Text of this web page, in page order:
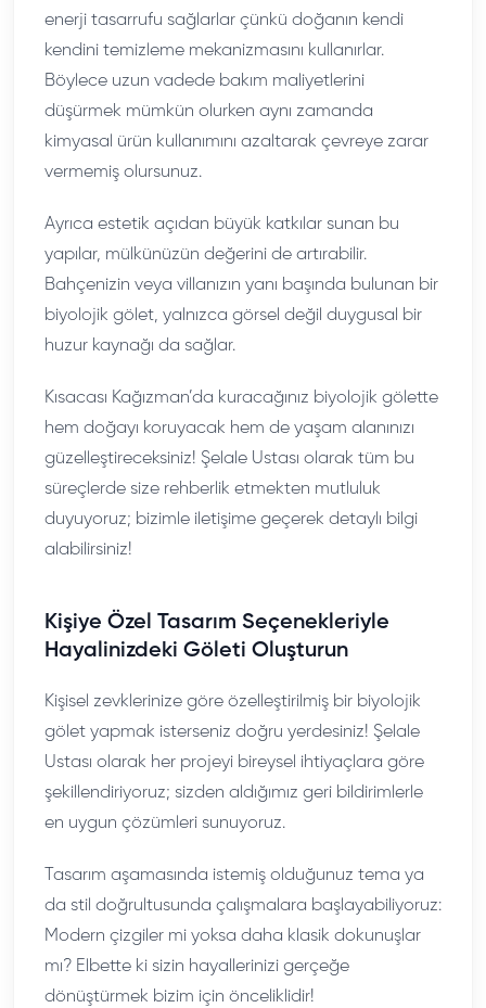
enerji tasarrufu sağlarlar çünkü doğanın kendi
kendini temizleme mekanizmasını kullanırlar.
Böylece uzun vadede bakım maliyetlerini
düşürmek mümkün olurken aynı zamanda
kimyasal ürün kullanımını azaltarak çevreye zarar
vermemiş olursunuz.
Ayrıca estetik açıdan büyük katkılar sunan bu
yapılar, mülkünüzün değerini de artırabilir.
Bahçenizin veya villanızın yanı başında bulunan bir
biyolojik gölet, yalnızca görsel değil duygusal bir
huzur kaynağı da sağlar.
Kısacası Kağızman’da kuracağınız biyolojik gölette
hem doğayı koruyacak hem de yaşam alanınızı
güzelleştireceksiniz! Şelale Ustası olarak tüm bu
süreçlerde size rehberlik etmekten mutluluk
duyuyoruz; bizimle iletişime geçerek detaylı bilgi
alabilirsiniz!
Kişiye Özel Tasarım Seçenekleriyle
Hayalinizdeki Göleti Oluşturun
Kişisel zevklerinize göre özelleştirilmiş bir biyolojik
gölet yapmak isterseniz doğru yerdesiniz! Şelale
Ustası olarak her projeyi bireysel ihtiyaçlara göre
şekillendiriyoruz; sizden aldığımız geri bildirimlerle
en uygun çözümleri sunuyoruz.
Tasarım aşamasında istemiş olduğunuz tema ya
da stil doğrultusunda çalışmalara başlayabiliyoruz:
Modern çizgiler mi yoksa daha klasik dokunuşlar
mı? Elbette ki sizin hayallerinizi gerçeğe
dönüştürmek bizim için önceliklidir!